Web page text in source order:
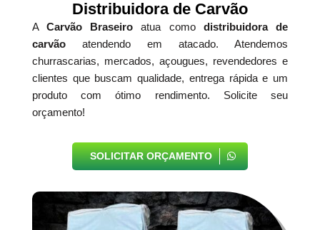
Distribuidora de Carvão
ACarvão Braseiro atua como distribuidora de
carvãoatendendo em atacado. Atendemos
churrascarias, mercados, açougues, revendedores e
clientes que buscam qualidade, entrega rápida e um
produto com ótimo rendimento. Solicite seu
orçamento!
SOLICITAR ORÇAMENTO